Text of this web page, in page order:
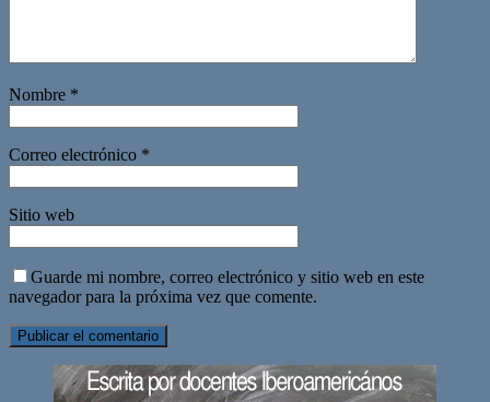
Nombre *
Correo electrónico *
Sitio web
Guarde mi nombre, correo electrónico y sitio web en este
navegador para la próxima vez que comente.